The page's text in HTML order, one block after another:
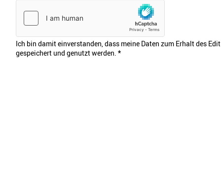
Ich bin damit einverstanden, dass meine Daten zum Erhalt des
gespeichert und genutzt werden. *